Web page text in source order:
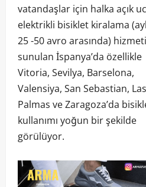
vatandaşlar için halka açık
elektrikli bisiklet kiralama
25 -50 avro arasında) hizmeti
sunulan İspanya’da özellikle
Vitoria, Sevilya, Barselona,
Valensiya, San Sebastian, Las
Palmas ve Zaragoza’da
kullanımı yoğun bir şekilde
görülüyor.